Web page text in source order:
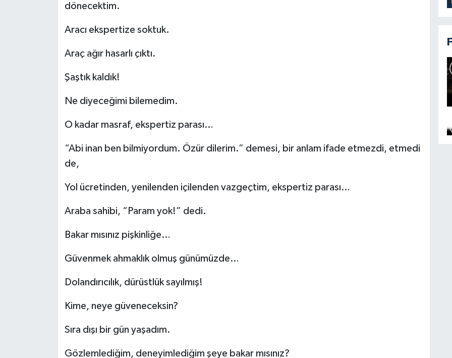
dönecektim.
Aracı ekspertize soktuk.
Araç ağır hasarlı çıktı.
Şaştık kaldık!
Ne diyeceğimi bilemedim.
O kadar masraf, ekspertiz parası…
“Abi inan ben bilmiyordum. Özür dilerim.” demesi, bir anlam ifade etmezdi, etmedi
de,
Yol ücretinden, yenilenden içilenden vazgeçtim, ekspertiz parası…
Araba sahibi, “Param yok!” dedi.
Bakar mısınız pişkinliğe…
Güvenmek ahmaklık olmuş günümüzde…
Dolandırıcılık, dürüstlük sayılmış!
Kime, neye güveneceksin?
Sıra dışı bir gün yaşadım.
Gözlemlediğim, deneyimlediğim şeye bakar mısınız?